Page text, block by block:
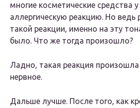
многие косметические средства
аллергическую реакцию. Но ведь
такой реакции, именно на эту
было. Что же тогда произошло?
Ладно, такая реакция
нервное.
Дальше лучше. После того, как